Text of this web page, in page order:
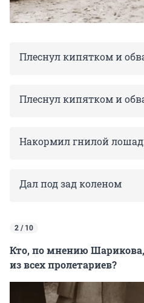
Плеснул кипятком и
Плеснул кипятком и
Накормил гнилой
Дал под зад коленом
2 / 10
Кто, по мнению
из всех пролетариев?